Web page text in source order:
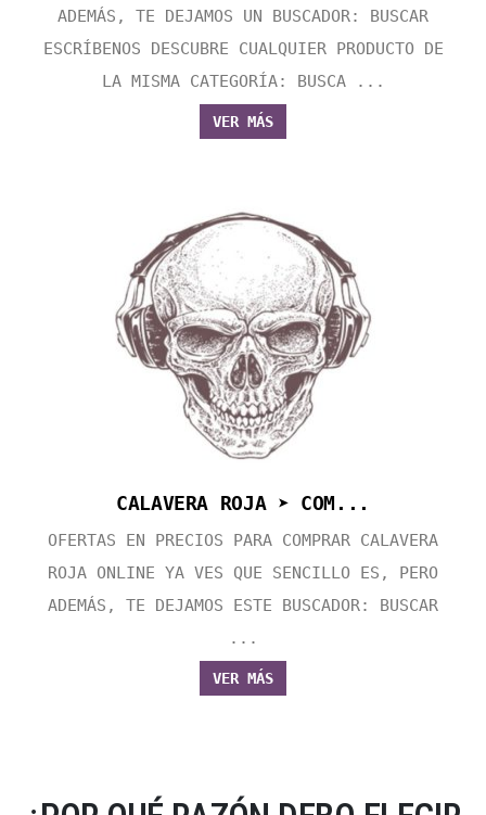
ADEMÁS, TE DEJAMOS UN BUSCADOR: BUSCAR
ESCRÍBENOS DESCUBRE CUALQUIER PRODUCTO DE
LA MISMA CATEGORÍA: BUSCA ...
VER MÁS
CALAVERA ROJA ➤ COM...
OFERTAS EN PRECIOS PARA COMPRAR CALAVERA
ROJA ONLINE YA VES QUE SENCILLO ES, PERO
ADEMÁS, TE DEJAMOS ESTE BUSCADOR: BUSCAR
...
VER MÁS